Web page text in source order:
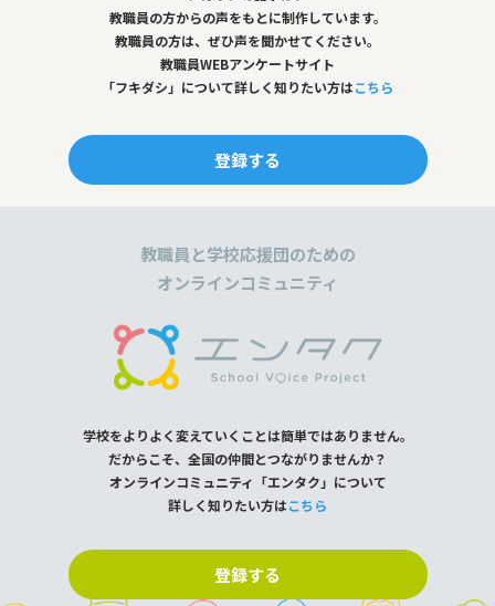
教職員の方からの声をもとに制作しています。
教職員の方は、ぜひ声を聞かせてください。
教職員WEBアンケートサイト
「フキダシ」について詳しく知りたい方はこちら
登録する
教職員と学校応援団のための
オンラインコミュニティ
学校をよりよく変えていくことは簡単ではありません。
だからこそ、全国の仲間とつながりませんか？
オンラインコミュニティ「エンタク」について
詳しく知りたい方はこちら
登録する